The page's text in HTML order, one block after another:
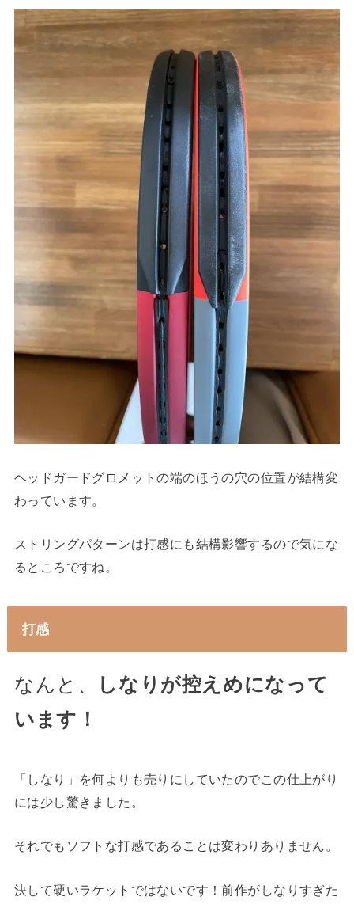
ヘッドガードグロメットの端のほうの穴の位置が結構変
わっています。
ストリングパターンは打感にも結構影響するので気にな
るところですね。
打感
なんと、
しなりが控えめになって
います！
「しなり」を何よりも売りにしていたのでこの仕上がり
には少し驚きました。
それでもソフトな打感であることは変わりありません。
決して硬いラケットではないです！前作がしなりすぎた